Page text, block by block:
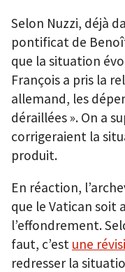
Selon Nuzzi, déjà
pontificat de
que la situation
François a pris la
allemand, les
déraillées ». On a
corrigeraient la
produit.
En réaction,
que le Vatican soit
l’effondrement.
faut, c’est une
redresser la